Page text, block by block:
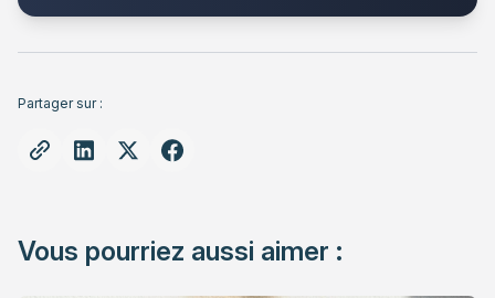
Partager sur :
Vous pourriez aussi aimer :